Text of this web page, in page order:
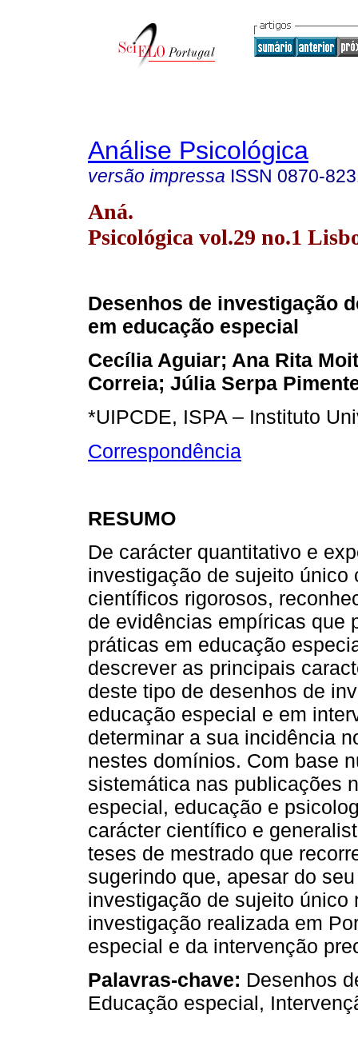
Análise Psicológica
versão impressa ISSN 0870-
Aná.
Psicológica vol.29 no.1
Desenhos de investigação
em educação especial
Cecília Aguiar; Ana Rita
Correia; Júlia Serpa
*UIPCDE, ISPA – Instituto
Correspondência
RESUMO
De carácter quantitativo e
investigação de sujeito
científicos rigorosos,
de evidências empíricas que
práticas em educação
descrever as principais
deste tipo de desenhos de
educação especial e em
determinar a sua incidência
nestes domínios. Com base
sistemática nas publicações
especial, educação e
carácter científico e
teses de mestrado que
sugerindo que, apesar do
investigação de sujeito único
investigação realizada em
especial e da intervenção
Palavras-chave: Desenhos
Educação especial,